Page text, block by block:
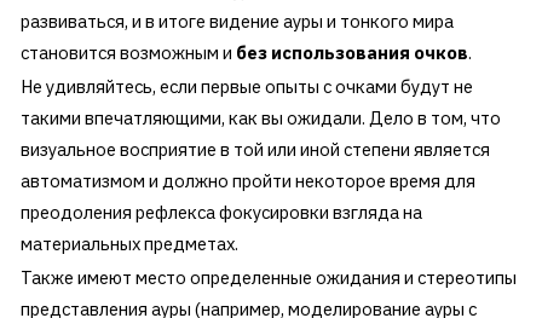
развиваться, и в итоге видение ауры и тонкого мира
становится возможным и без использования очков.
Не удивляйтесь, если первые опыты с очками будут не
такими впечатляющими, как вы ожидали. Дело в том, что
визуальное восприятие в той или иной степени является
автоматизмом и должно пройти некоторое время для
преодоления рефлекса фокусировки взгляда на
материальных предметах.
Также имеют место определенные ожидания и стереотипы
представления ауры (например, моделирование ауры с